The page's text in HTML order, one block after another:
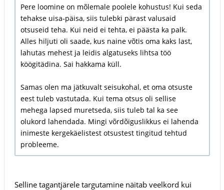
Pere loomine on mõlemale poolele kohustus! Kui seda
tehakse uisa-päisa, siis tulebki pärast valusaid
otsuseid teha. Kui neid ei tehta, ei päästa ka palk.
Alles hiljuti oli saade, kus naine võtis oma kaks last,
lahutas mehest ja leidis algatuseks lihtsa töö
köögitädina. Sai hakkama küll.
Samas olen ma jätkuvalt seisukohal, et oma otsuste
eest tuleb vastutada. Kui tema otsus oli sellise
mehega lapsed muretseda, siis tuleb tal ka see
olukord lahendada. Mingi võrdõiguslikkus ei lahenda
inimeste kergekäelistest otsustest tingitud tehtud
probleeme.
Selline tagantjärele targutamine näitab veelkord kui